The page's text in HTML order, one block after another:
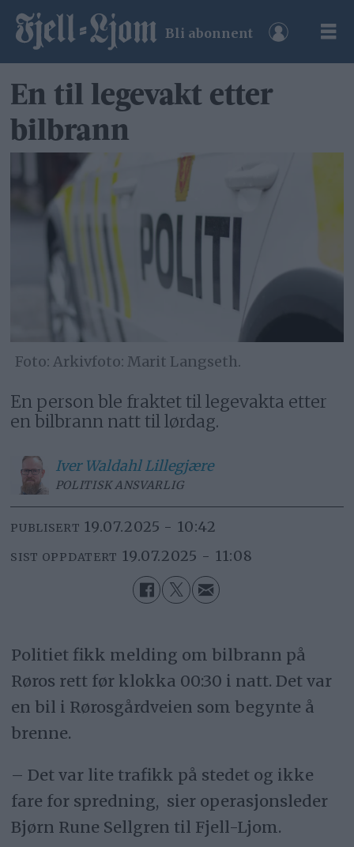
Bli abonnent
En til legevakt etter
bilbrann
Arkivfoto: Marit Langseth.
En person ble fraktet til legevakta etter
en bilbrann natt til lørdag.
Iver Waldahl Lillegjære
POLITISK ANSVARLIG
PUBLISERT 19.07.2025 - 10:42
SIST OPPDATERT 19.07.2025 - 11:08
Politiet fikk melding om bilbrann på
Røros rett før klokka 00:30 i natt. Det var
en bil i Rørosgårdveien som begynte å
brenne.
– Det var lite trafikk på stedet og ikke
fare for spredning, sier operasjonsleder
Bjørn Rune Sellgren til Fjell-Ljom.